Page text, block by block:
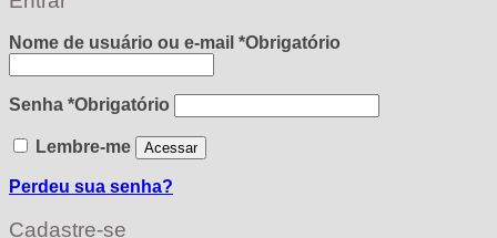
Nome de usuário ou e-mail *Obrigatório
Senha *Obrigatório
Lembre-me Acessar
Perdeu sua senha?
Cadastre-se